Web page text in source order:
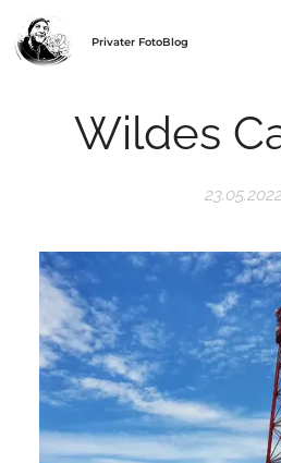
Privater FotoBlog
Wildes